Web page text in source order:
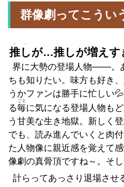
群像劇ってこうい
推し
・・
が…推しが増えす
界に大勢の登場人物───。
ちも知りたい。味方も好き
うかファンは勝手に忙しい
る毎
ごと
に気になる登場人物も
う甘美な生き地獄。新しく
でも、読み進んでいくと肉
た人物像に親近感を覚えて
像劇の真骨頂ですね～。そ
計らってあっさり退場させ